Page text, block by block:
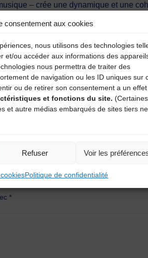
consentement aux cookies
nous utilisons des technologies
et/ou accéder aux informations des
nous permettra de traiter des
de navigation ou les ID uniques sur
ou de retirer son consentement a un effet
et fonctions du site. (Certaines
et autre médias embarqués de sites tiers ne
Refuser Voir les
Politique de confidentialité
– crée une dynamique et une
!!!
de création et de production.
faune/Faune-Souscription.pdf
*